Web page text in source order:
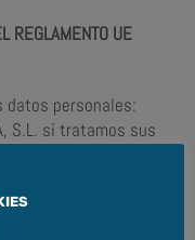
REGLAMENTO UE
datos personales:
S.L. si tratamos sus
solicitar su